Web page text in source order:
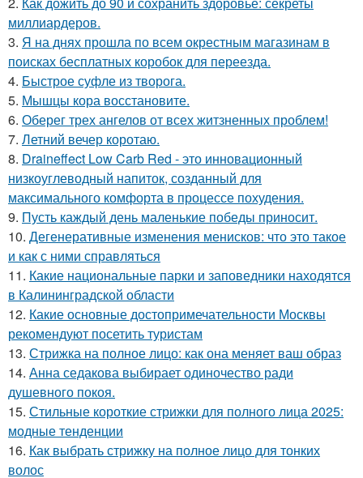
миллиардеров.
3. Я на днях прошла по всем окрестным магазинам в
поисках бесплатных коробок для переезда.
4. Быстрое суфле из творога.
5. Мышцы кора восстановите.
6. Оберег трех ангелов от всех житзненных проблем!
7. Летний вечер коротаю.
8. Draineffect Low Carb Red - это инновационный
низкоуглеводный напиток, созданный для
максимального комфорта в процессе похудения.
9. Пусть каждый день маленькие победы приносит.
10. Дегенеративные изменения менисков: что это такое
и как с ними справляться
11. Какие национальные парки и заповедники находятся
в Калининградской области
12. Какие основные достопримечательности Москвы
рекомендуют посетить туристам
13. Стрижка на полное лицо: как она меняет ваш образ
14. Анна седакова выбирает одиночество ради
душевного покоя.
15. Стильные короткие стрижки для полного лица 2025:
модные тенденции
16. Как выбрать стрижку на полное лицо для тонких
волос